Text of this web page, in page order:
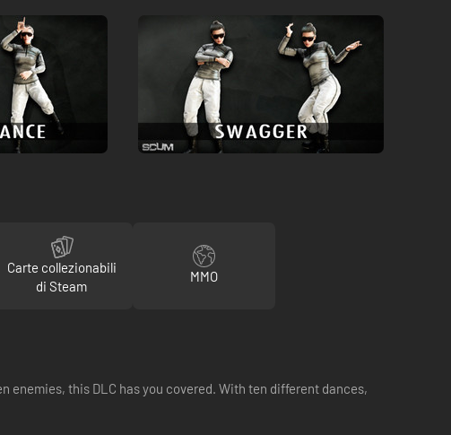
Carte collezionabili
di Steam
MMO
enemies, this DLC has you covered. With ten different dances,